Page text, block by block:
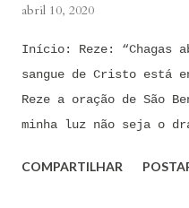
abril 10, 2020
Início: Reze: “Chagas
sangue de Cristo está
Reze a oração de São
minha luz não seja o
que me ofereces, bebe
COMPARTILHAR